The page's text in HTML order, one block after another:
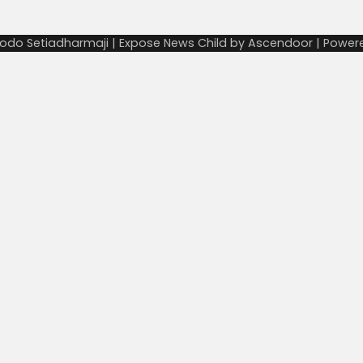
Setiadharmaji | Expose News Child by Ascendoor |